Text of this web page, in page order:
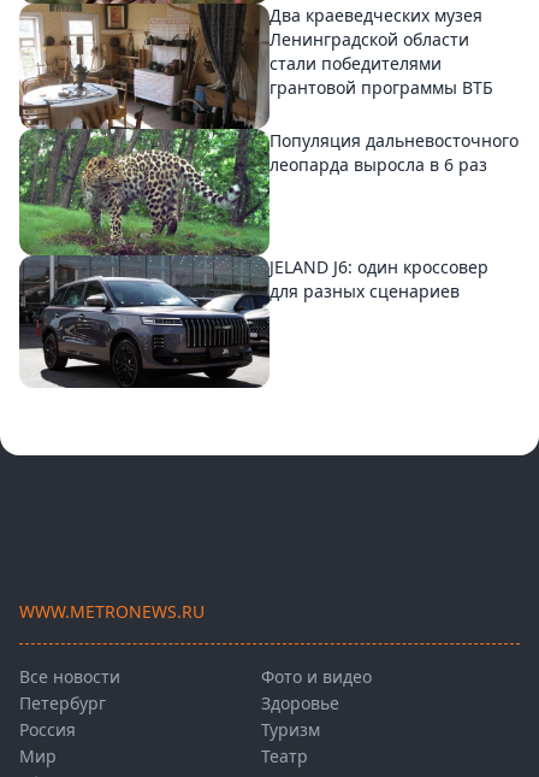
Два краеведческих музея
Ленинградской области
стали победителями
грантовой программы ВТБ
Популяция дальневосточного
леопарда выросла в 6 раз
JELAND J6: один кроссовер
для разных сценариев
WWW.METRONEWS.RU
Все новости
Петербург
Россия
Мир
Фото и видео
Здоровье
Туризм
Театр